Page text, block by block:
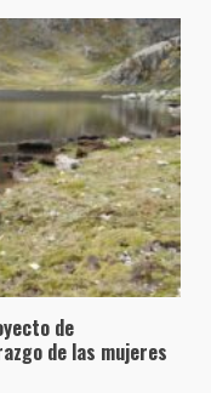
de
de las mujeres